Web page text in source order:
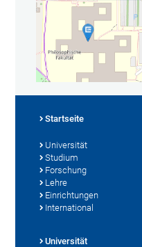
Startseite
Universität
Studium
Forschung
Lehre
Einrichtungen
International
Universität